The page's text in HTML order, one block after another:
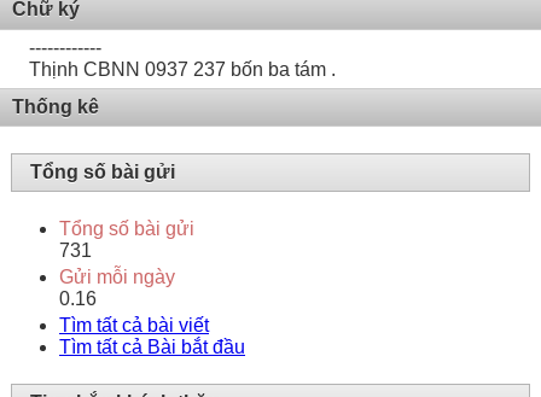
Chữ ký
------------
Thịnh CBNN 0937 237 bốn ba tám .
Thống kê
Tổng số bài gửi
Tổng số bài gửi
731
Gửi mỗi ngày
0.16
Tìm tất cả bài viết
Tìm tất cả Bài bắt đầu